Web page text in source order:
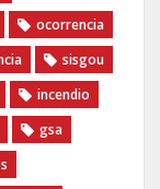
ocorrencia
sisgou
incendio
gsa